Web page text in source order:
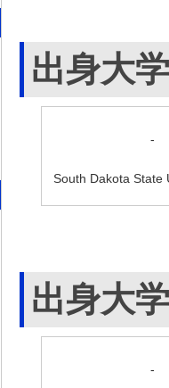
出身大学
-
South Dakota
出身大
-